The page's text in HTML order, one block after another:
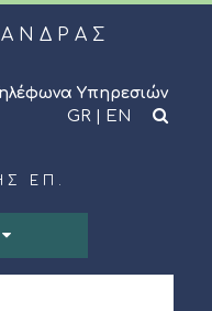
Υπηρεσιών
GR | EN
ΕΠ.